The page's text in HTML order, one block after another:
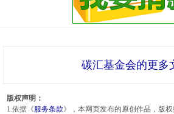
碳汇基金会的更多
版权声明：
1.依据《服务条款》，本网页发布的原创作品，版